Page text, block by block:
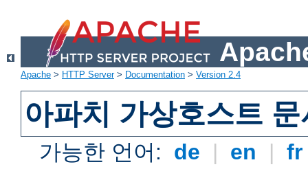
Apache > HTTP Server> Documentation > Version 2.4
아파치 가상호스트 문
가능한 언어: de | en |